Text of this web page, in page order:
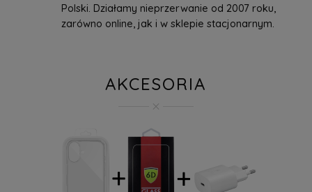
Polski. Działamy nieprzerwanie od 2007 roku,
zarówno online, jak i w sklepie stacjonarnym.
AKCESORIA